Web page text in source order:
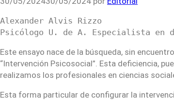
Alexander Alvis Rizzo
Psicólogo U. de A. Especialista
Este ensayo nace de la búsqueda, sin
“Intervención Psicosocial”. Esta deficiencia,
realizamos los profesionales en ciencias
Esta forma particular de configurar la